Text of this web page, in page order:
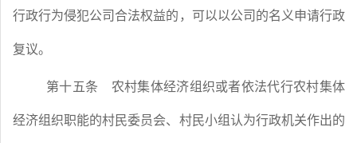
行政行为侵犯公司合法权益的，可以以公司的名义申请行政
复议。
第十五条 农村集体经济组织或者依法代行农村集体
经济组织职能的村民委员会、村民小组认为行政机关作出的